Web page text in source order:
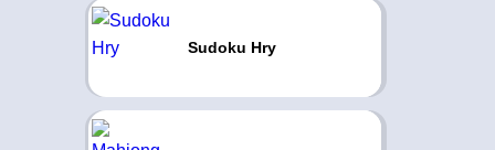
Sudoku Hry